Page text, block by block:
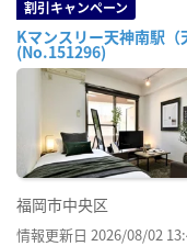
割引キャンペーン
Kマンスリー天神南駅（
(No.151296)
福岡市中央区
情報更新日 2026/08/02